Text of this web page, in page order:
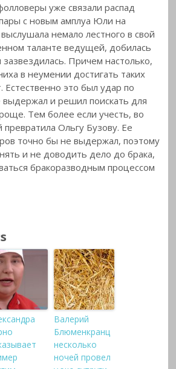
уже связали распад
с новым амплуа Юли на
немало лестного в свой
таланте ведущей, добилась
зазвездилась. Причем настолько,
в неумении достигать таких
Естественно это был удар по
и решил поискать для
Тем более если учесть, во
Ольгу Бузову. Ее
точно бы не выдержал, поэтому
и не доводить дело до брака,
бракоразводным процессом
Валерий
Блюменкранц
несколько
ночей провел